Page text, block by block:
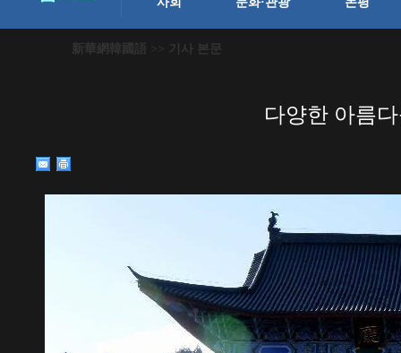
新華網韓國語 >> 기사 본문
다양한 아름